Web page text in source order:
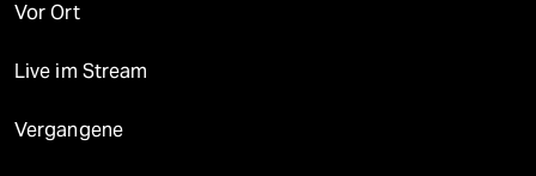
Vor Ort
Live im Stream
Vergangene